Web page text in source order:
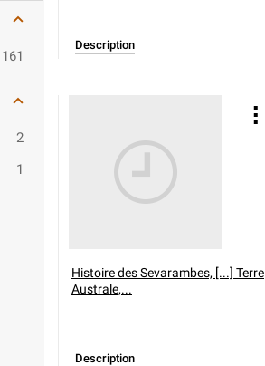
161
2
1
Description
Histoire des Sevarambes, [...] Terre
Australe,...
Description